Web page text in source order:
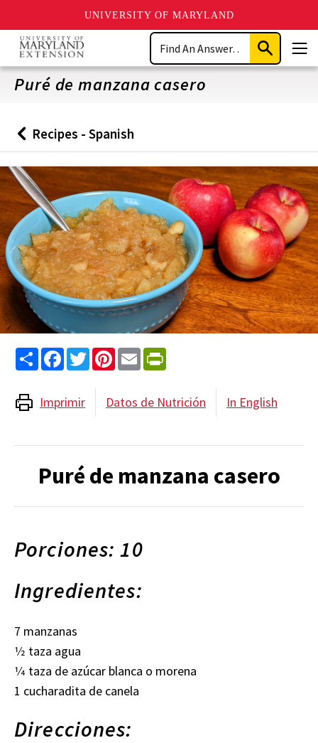
UNIVERSITY OF MARYLAND
Skip
main
content
Search
Submit
Search
Puré de manzana casero
Back
to
Recipes - Spanish
Share FacebookTwitterPinterest
Email
Imprimir Datos de Nutrición In English
Puré de manzana casero
Porciones: 10
Ingredientes:
7 manzanas
1⁄2 taza agua
1⁄4 taza de azúcar blanca o morena
1 cucharadita de canela
Direcciones: